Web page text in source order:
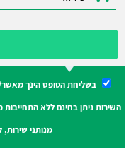
בשליחת הטופס הינך
השירות ניתן בחינם ללא
מנותני שירות,